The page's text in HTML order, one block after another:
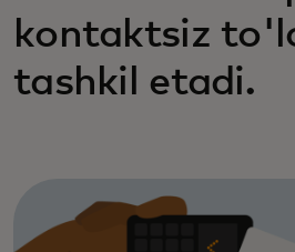
kontaktsiz
tashkil etadi.